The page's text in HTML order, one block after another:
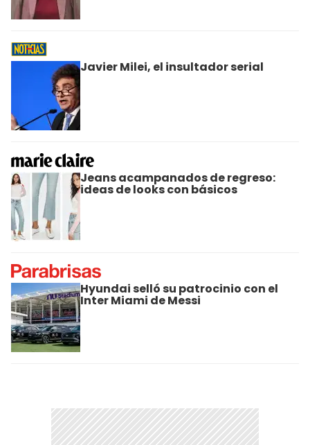
Javier Milei, el insultador serial
Jeans acampanados de regreso:
ideas de looks con básicos
Hyundai selló su patrocinio con el
Inter Miami de Messi